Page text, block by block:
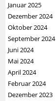
Januar 2025
Dezember 2024
Oktober 2024
September 2024
Juni 2024
Mai 2024
April 2024
Februar 2024
Dezember 2023